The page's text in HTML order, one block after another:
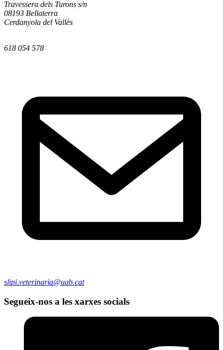
Travessera dels Turons s/n
08193 Bellaterra
Cerdanyola del Vallès
618 054 578
slipi.veterinaria@uab.cat
Segueix-nos a les xarxes socials